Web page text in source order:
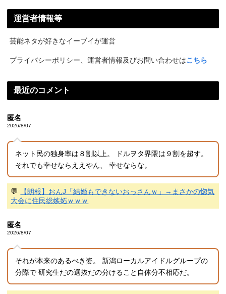
運営者情報等
芸能ネタが好きなイーブイが運営
プライバシーポリシー、運営者情報及びお問い合わせはこちら
最近のコメント
匿名
2026/8/07
ネット民の独身率は８割以上。 ドルヲタ界隈は９割を超す。
それでも幸せならええやん、 幸せならな。
💬
【朗報】おんJ「結婚もできないおっさんｗ」→まさかの惚気
大会に住民総嫉妬ｗｗｗ
匿名
2026/8/07
それが本来のあるべき姿。 新潟ローカルアイドルグループの
分際で 研究生だの選抜だの分けること自体分不相応だ。